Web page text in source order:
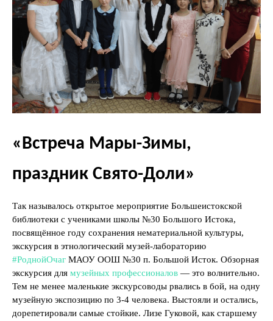
«Встреча Мары-Зимы,
праздник Свято-Доли»
Так называлось открытое мероприятие Большеистокской
библиотеки с учениками школы №30 Большого Истока,
посвящённое году сохранения нематериальной культуры,
экскурсия в этнологический музей-лабораторию
#РоднойОчаг МАОУ ООШ №30 п. Большой Исток. Обзорная
экскурсия для музейных профессионалов — это волнительно.
Тем не менее маленькие экскурсоводы рвались в бой, на одну
музейную экспозицию по 3-4 человека. Выстояли и остались,
дорепетировали самые стойкие. Лизе Гуковой, как старшему